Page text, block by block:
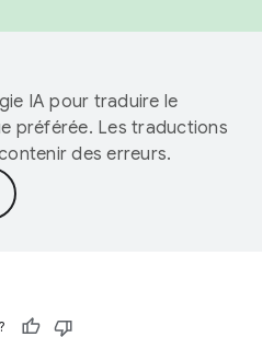
IA pour traduire le
préférée. Les traductions
des erreurs.